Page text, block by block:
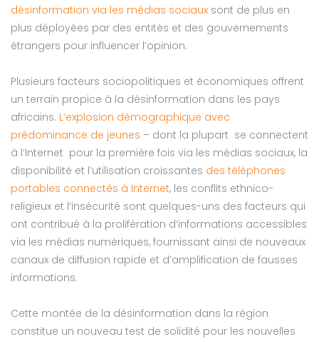
désinformation via les médias sociaux sont de plus en
plus déployées par des entités et des gouvernements
étrangers pour influencer l’opinion.
Plusieurs facteurs sociopolitiques et économiques offrent
un terrain propice à la désinformation dans les pays
africains. L’explosion démographique avec
prédominance de jeunes – dont la plupart se connectent
à l’Internet pour la première fois via les médias sociaux, la
disponibilité et l’utilisation croissantes des téléphones
portables connectés à Internet, les conflits ethnico-
religieux et l’insécurité sont quelques-uns des facteurs qui
ont contribué à la prolifération d’informations accessibles
via les médias numériques, fournissant ainsi de nouveaux
canaux de diffusion rapide et d’amplification de fausses
informations.
Cette montée de la désinformation dans la région
constitue un nouveau test de solidité pour les nouvelles